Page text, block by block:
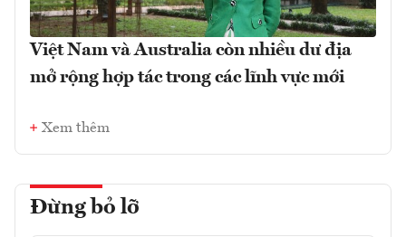
Việt Nam và Australia còn nhiều dư địa
mở rộng hợp tác trong các lĩnh vực mới
Xem thêm
Đừng bỏ lỡ